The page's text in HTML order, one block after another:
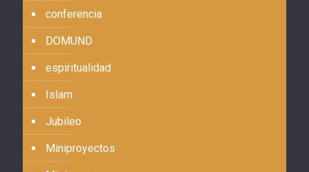
conferencia
DOMUND
espiritualidad
Islam
Jubileo
Miniproyectos